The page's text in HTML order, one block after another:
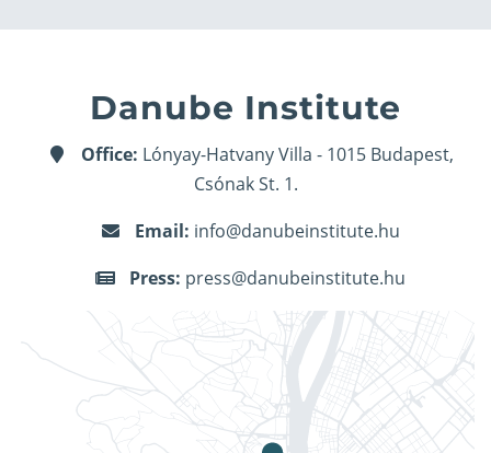
Danube Institute
Office: Lónyay-Hatvany Villa - 1015 Budapest,
Csónak St. 1.
Email: info@danubeinstitute.hu
Press: press@danubeinstitute.hu